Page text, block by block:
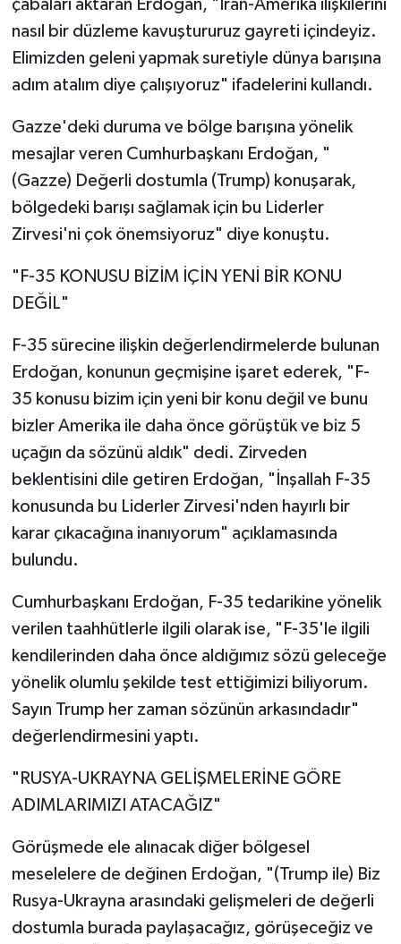
çabaları aktaran Erdoğan, "İran-Amerika ilişkilerini
nasıl bir düzleme kavuştururuz gayreti içindeyiz.
Elimizden geleni yapmak suretiyle dünya barışına
adım atalım diye çalışıyoruz" ifadelerini kullandı.
Gazze'deki duruma ve bölge barışına yönelik
mesajlar veren Cumhurbaşkanı Erdoğan, "
(Gazze) Değerli dostumla (Trump) konuşarak,
bölgedeki barışı sağlamak için bu Liderler
Zirvesi'ni çok önemsiyoruz" diye konuştu.
"F-35 KONUSU BİZİM İÇİN YENİ BİR KONU
DEĞİL"
F-35 sürecine ilişkin değerlendirmelerde bulunan
Erdoğan, konunun geçmişine işaret ederek, "F-
35 konusu bizim için yeni bir konu değil ve bunu
bizler Amerika ile daha önce görüştük ve biz 5
uçağın da sözünü aldık" dedi. Zirveden
beklentisini dile getiren Erdoğan, "İnşallah F-35
konusunda bu Liderler Zirvesi'nden hayırlı bir
karar çıkacağına inanıyorum" açıklamasında
bulundu.
Cumhurbaşkanı Erdoğan, F-35 tedarikine yönelik
verilen taahhütlerle ilgili olarak ise, "F-35'le ilgili
kendilerinden daha önce aldığımız sözü geleceğe
yönelik olumlu şekilde test ettiğimizi biliyorum.
Sayın Trump her zaman sözünün arkasındadır"
değerlendirmesini yaptı.
"RUSYA-UKRAYNA GELİŞMELERİNE GÖRE
ADIMLARIMIZI ATACAĞIZ"
Görüşmede ele alınacak diğer bölgesel
meselelere de değinen Erdoğan, "(Trump ile) Biz
Rusya-Ukrayna arasındaki gelişmeleri de değerli
dostumla burada paylaşacağız, görüşeceğiz ve